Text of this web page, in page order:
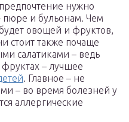
нужно
пюре и бульонам. Чем
овощей и фруктов,
стоит также почаще
салатиками – ведь
– лучшее
. Главное – не
– во время болезней у
аллергические